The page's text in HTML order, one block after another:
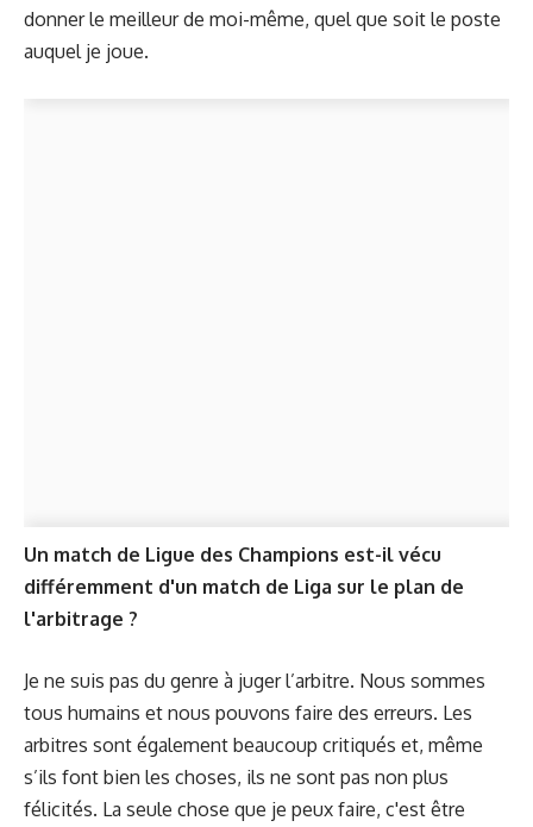
donner le meilleur de moi-même, quel que soit le poste
auquel je joue.
Un match de Ligue des Champions est-il vécu
différemment d'un match de Liga sur le plan de
l'arbitrage ?
Je ne suis pas du genre à juger l’arbitre. Nous sommes
tous humains et nous pouvons faire des erreurs. Les
arbitres sont également beaucoup critiqués et, même
s’ils font bien les choses, ils ne sont pas non plus
félicités. La seule chose que je peux faire, c'est être